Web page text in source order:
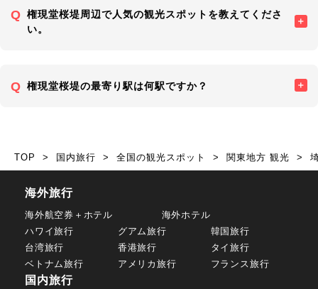
権現堂桜堤周辺で人気の観光スポットを教えてくださ
い。
権現堂桜堤の最寄り駅は何駅ですか？
TOP 国内旅行 全国の観光スポット 関東地方 観光
海外旅行
海外航空券＋ホテル
海外ホテル
ハワイ旅行
グアム旅行
韓国旅行
台湾旅行
香港旅行
タイ旅行
ベトナム旅行
アメリカ旅行 フランス旅行
国内旅行